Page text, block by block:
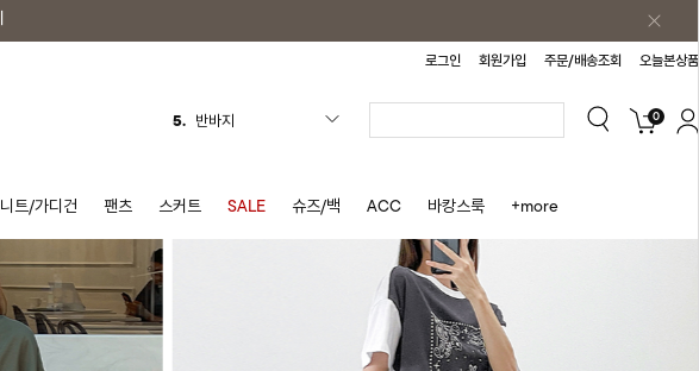
로그인 회원가입 주문/배송조회 오늘본상품
0
니트/가디건 팬츠 스커트 SALE 슈즈/백 ACC 바캉스룩 +more